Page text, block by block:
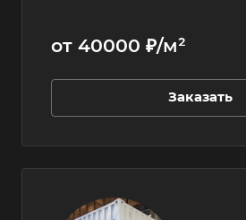
от 40000 ₽/м²
Заказать